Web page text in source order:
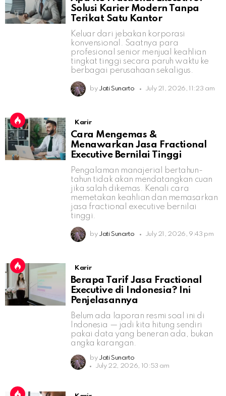
Solusi Karier Modern Tanpa
Terikat Satu Kantor
Keluar dari jebakan korporasi
konvensional. Saatnya para
profesional senior menjual keahlian
tingkat tinggi secara paruh waktu ke
berbagai perusahaan sekaligus.
by Jati Sunarto July 21, 2026, 11:23 am
Karir
Cara Mengemas &
Menawarkan Jasa Fractional
Executive Bernilai Tinggi
Pengalaman manajerial bertahun-
tahun tidak akan mendatangkan cuan
jika salah dikemas. Kenali cara
memetakan keahlian dan memasarkan
jasa fractional executive bernilai
tinggi.
by Jati Sunarto July 21, 2026, 9:43 pm
Karir
Berapa Tarif Jasa Fractional
Executive di Indonesia? Ini
Penjelasannya
Belum ada laporan resmi soal ini di
Indonesia — jadi kita hitung sendiri
pakai data yang beneran ada, bukan
angka karangan.
by Jati Sunarto
July 22, 2026, 10:53 am